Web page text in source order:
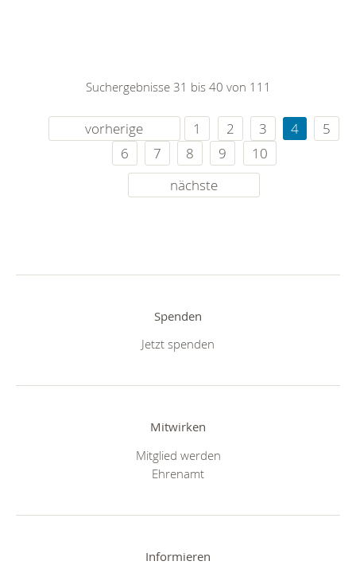
Suchergebnisse 31 bis 40 von 111
vorherige 1 2 3 4
5
6
7 8 9
10
nächste
Spenden
Jetzt spenden
Mitwirken
Mitglied werden
Ehrenamt
Informieren